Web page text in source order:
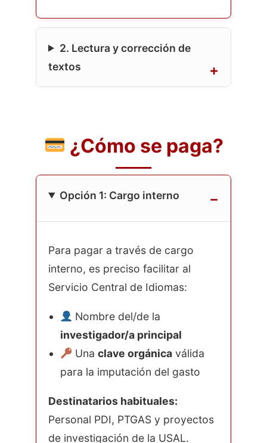
2. Lectura y corrección de
textos
¿Cómo se paga?
Opción 1: Cargo interno
Para pagar a través de cargo
interno, es preciso facilitar al
Servicio Central de Idiomas:
Nombre del/de la
investigador/a principal
Unaclave orgánica válida
para la imputación del gasto
Destinatarios habituales:
Personal PDI, PTGAS y proyectos
de investigación de la USAL.